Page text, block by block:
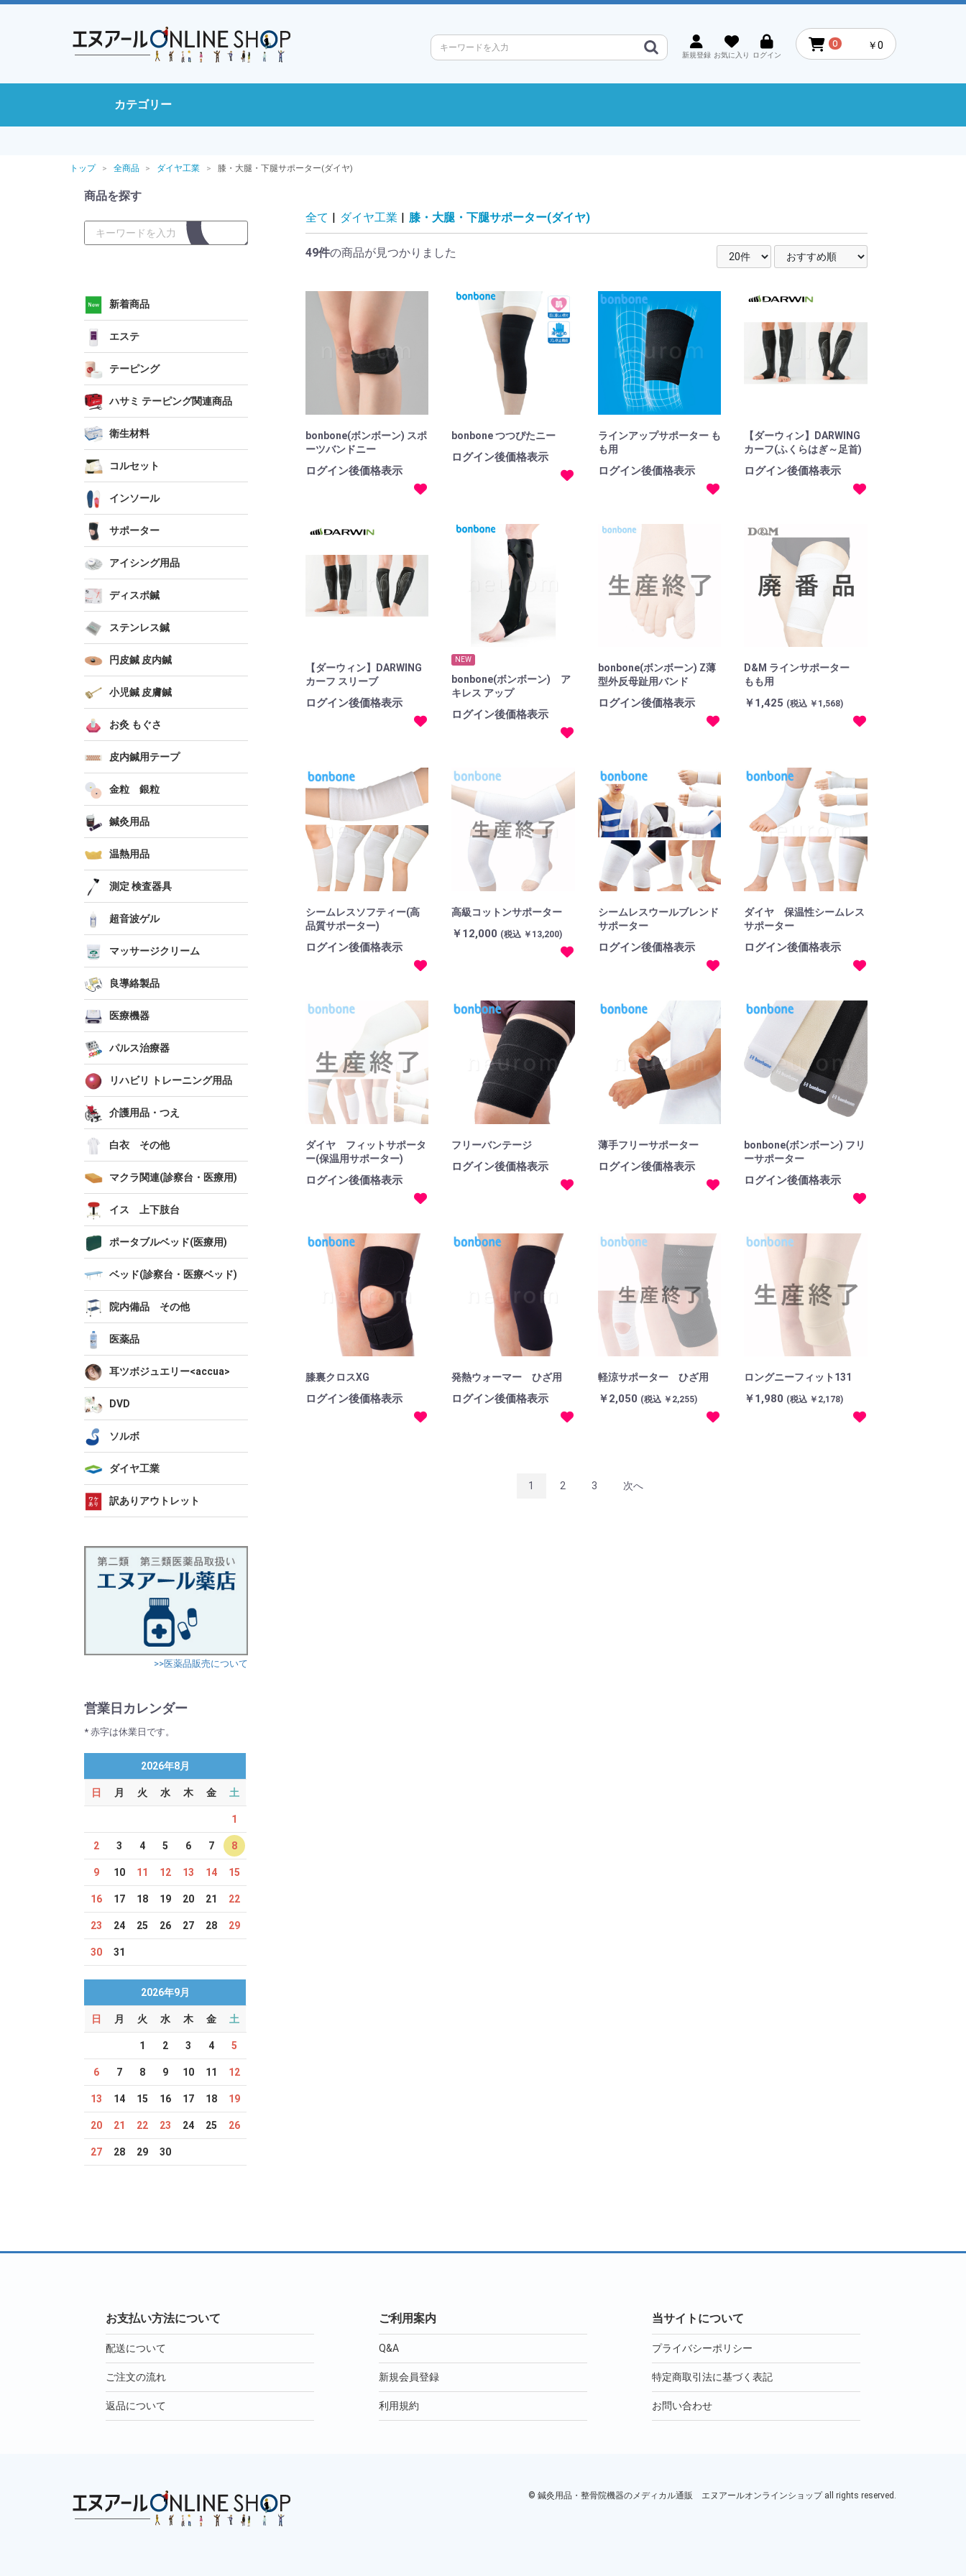
新規登録 お気に入り ログイン
0 ￥0
カテゴリー
トップ 全商品 ダイヤ工業 膝・大腿・下腿サポーター(ダイヤ)
商品を探す
新着商品
エステ
テーピング
ハサミ テーピング関連商品
衛生材料
コルセット
インソール
サポーター
アイシング用品
ディスポ鍼
ステンレス鍼
円皮鍼 皮内鍼
小児鍼 皮膚鍼
お灸 もぐさ
皮内鍼用テープ
金粒 銀粒
鍼灸用品
温熱用品
測定 検査器具
超音波ゲル
マッサージクリーム
良導絡製品
医療機器
パルス治療器
リハビリ トレーニング用品
介護用品・つえ
白衣 その他
マクラ関連(診察台・医療用)
イス 上下肢台
ポータブルベッド(医療用)
ベッド(診察台・医療ベッド)
院内備品 その他
医薬品
耳ツボジュエリー<accua>
DVD
ソルボ
ダイヤ工業
訳ありアウトレット
>>医薬品販売について
営業日カレンダー
* 赤字は休業日です。
2026年8月
日 月 火 水 木 金 土
1
2 3 4 5 6 7 8
9 10 11 12 13 14 15
16 17 18 19 20 21 22
23 24 25 26 27 28 29
30 31
2026年9月
日 月 火 水 木 金 土
1 2 3 4 5
6 7 8 9 10 11 12
13 14 15 16 17 18 19
20 21 22 23 24 25 26
27 28 29 30
全て | ダイヤ工業 | 膝・大腿・下腿サポーター(ダイヤ)
49件の商品が見つかりました
bonbone(ボンボーン) スポ
ーツバンドニー
ログイン後価格表示
bonbone つつぴたニー
ログイン後価格表示
ラインアップサポーター も
も用
ログイン後価格表示
【ダーウィン】DARWING
カーフ(ふくらはぎ～足首)
ログイン後価格表示
【ダーウィン】DARWING
カーフ スリーブ
ログイン後価格表示
NEW
bonbone(ボンボーン) ア
キレス アップ
ログイン後価格表示
bonbone(ボンボーン) Z薄
型外反母趾用バンド
ログイン後価格表示
D&M ラインサポーター
もも用
￥1,425 (税込 ￥1,568)
シームレスソフティー(高
品質サポーター)
ログイン後価格表示
高級コットンサポーター
￥12,000 (税込 ￥13,200)
シームレスウールブレンド
サポーター
ログイン後価格表示
ダイヤ 保温性シームレス
サポーター
ログイン後価格表示
ダイヤ フィットサポータ
ー(保温用サポーター)
ログイン後価格表示
フリーバンテージ
ログイン後価格表示
薄手フリーサポーター
ログイン後価格表示
bonbone(ボンボーン) フリ
ーサポーター
ログイン後価格表示
膝裏クロスXG
ログイン後価格表示
発熱ウォーマー ひざ用
ログイン後価格表示
軽涼サポーター ひざ用
￥2,050 (税込 ￥2,255)
ロングニーフィット131
￥1,980 (税込 ￥2,178)
1 2 3 次へ
お支払い方法について
配送について
ご注文の流れ
返品について
ご利用案内
Q&A
新規会員登録
利用規約
当サイトについて
プライバシーポリシー
特定商取引法に基づく表記
お問い合わせ
© 鍼灸用品・整骨院機器のメディカル通販 エヌアールオンラインショップ all rights reserved.